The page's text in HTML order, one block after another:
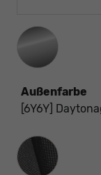
Außenfarbe
[6Y6Y]